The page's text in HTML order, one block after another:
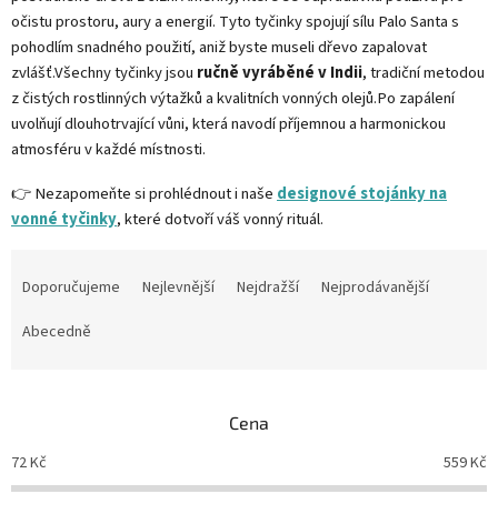
očistu prostoru, aury a energií. Tyto tyčinky spojují sílu Palo Santa s
pohodlím snadného použití, aniž byste museli dřevo zapalovat
zvlášť.Všechny tyčinky jsou ručně vyráběné v Indii, tradiční metodou
z čistých rostlinných výtažků a kvalitních vonných olejů.Po zapálení
uvolňují dlouhotrvající vůni, která navodí příjemnou a harmonickou
atmosféru v každé místnosti.
👉 Nezapomeňte si prohlédnout i naše designové stojánky na
vonné tyčinky, které dotvoří váš vonný rituál.
o
d
Doporučujeme Nejlevnější Nejdražší
Nejprodávanější
Abecedně
Cena
72Kč 559Kč